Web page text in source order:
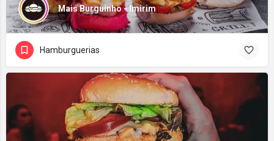
Mais Burguinho - Imirim
Hamburguerias